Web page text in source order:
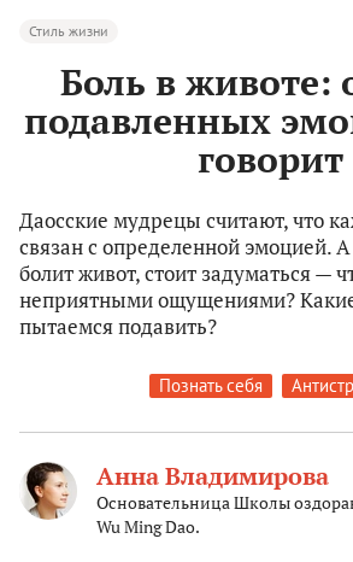
Стиль жизни
Боль в животе:
подавленных
говорит
Даосские мудрецы считают, что
связан с определенной эмоцией. А
болит живот, стоит задуматься —
неприятными ощущениями?
пытаемся подавить?
Познать себя
Анна Владимирова
Основательница Школы
Wu Ming Dao.